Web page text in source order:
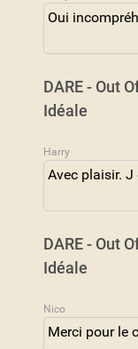
Oui
DARE - Out
Idéale
Harry
Avec plaisir. J
DARE - Out
Idéale
Nico
Merci pour le